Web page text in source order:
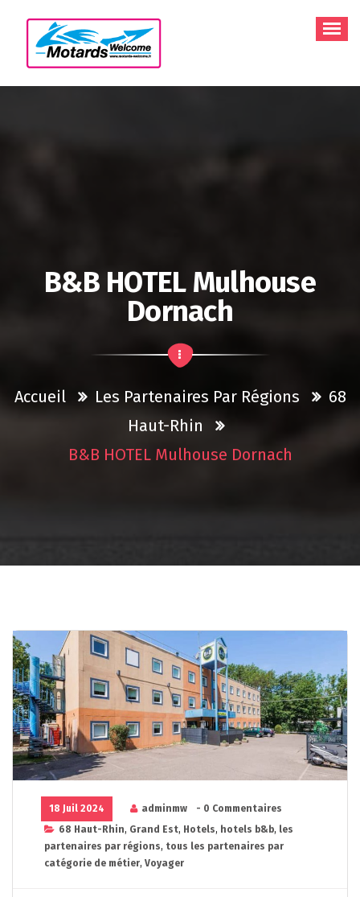
contenu
B&B HOTEL Mulhouse
Dornach
Accueil Les Partenaires Par Régions
68
Haut-Rhin
B&B HOTEL Mulhouse Dornach
18 Juil 2024 adminmw
- 0 Commentaires
68 Haut-Rhin, Grand Est, Hotels, hotels b&b, les
partenaires par régions, tous les partenaires par
catégorie de métier, Voyager